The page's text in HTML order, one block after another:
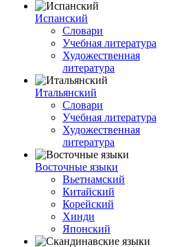
Испанский
Словари
Учебная литература
Художественная
литература
Итальянский
Словари
Учебная литература
Художественная
литература
Восточные языки
Вьетнамский
Китайский
Корейский
Хинди
Японский